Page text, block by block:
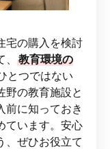
宅の購入を検討
教育環境の
とつではない
野の教育施設と
前に知っておき
ています。安心
、ぜひお役立て